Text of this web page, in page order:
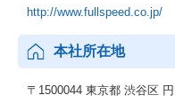
http://www.fullspeed.co.jp/
本社所在地
〒1500044 東京都 渋谷区